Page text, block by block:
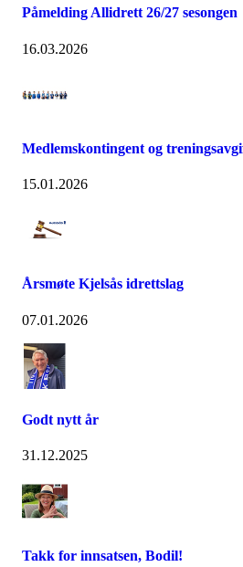
Påmelding Allidrett 26/27 sesongen
16.03.2026
Medlemskontingent og
15.01.2026
Årsmøte Kjelsås idrettslag
07.01.2026
Godt nytt år
31.12.2025
Takk for innsatsen, Bodil!